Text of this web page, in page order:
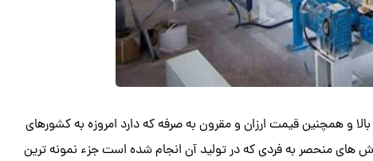
و همچنین قیمت ارزان و مقرون به صرفه که دارد امروزه به کشورهای
های منحصر به فردی که در تولید آن انجام شده است جزء نمونه ترین